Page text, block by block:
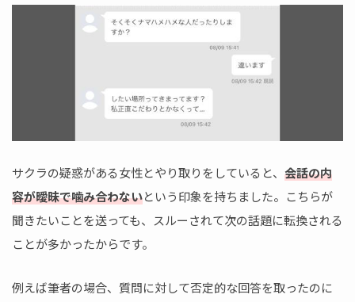
サクラの疑惑がある女性とやり取りをしていると、 会話の内
容が曖昧で噛み合わないという印象を持ちました。こちらが
聞きたいことを送っても、スルーされて次の話題に転換される
ことが多かったからです。
例えば筆者の場合、質問に対して否定的な回答を取ったのに